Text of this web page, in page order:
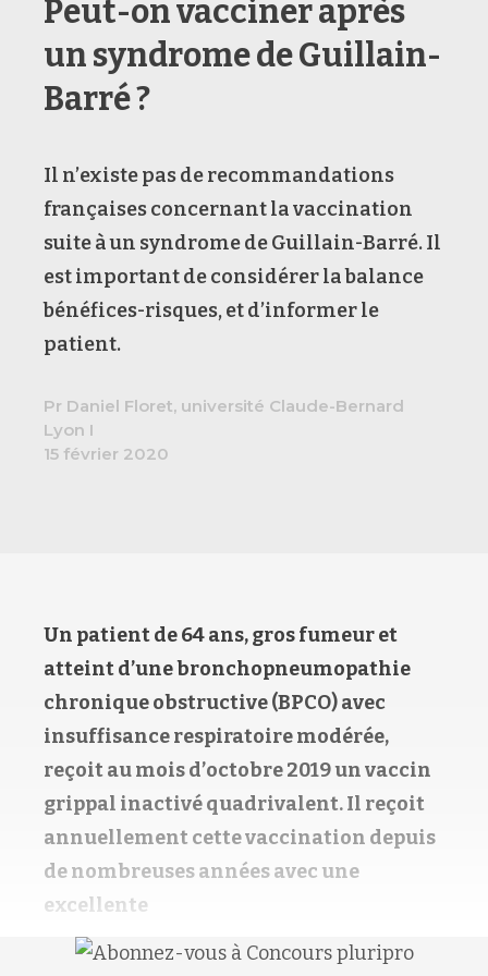
Peut-on vacciner après
un syndrome de Guillain-
Barré ?
Il n’existe pas de recommandations
françaises concernant la vaccination
suite à un syndrome de Guillain-Barré. Il
est important de considérer la balance
bénéfices-risques, et d’informer le
patient.
Pr Daniel Floret, université Claude-Bernard
Lyon I
15 février 2020
Un patient de 64 ans, gros fumeur et
atteint d’une bronchopneumopathie
chronique obstructive (BPCO) avec
insuffisance respiratoire modérée,
reçoit au mois d’octobre 2019 un vaccin
grippal inactivé quadrivalent. Il reçoit
annuellement cette vaccination depuis
de nombreuses années avec une
excellente